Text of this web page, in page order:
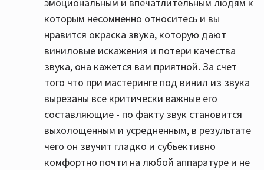
эмоциональным и впечатлительным людям к
которым несомненно относитесь и вы
нравится окраска звука, которую дают
виниловые искажения и потери качества
звука, она кажется вам приятной. За счет
того что при мастеринге под винил из звука
вырезаны все критически важные его
составляющие - по факту звук становится
выхолощенным и усредненным, в результате
чего он звучит гладко и субьективно
комфортно почти на любой аппаратуре и не